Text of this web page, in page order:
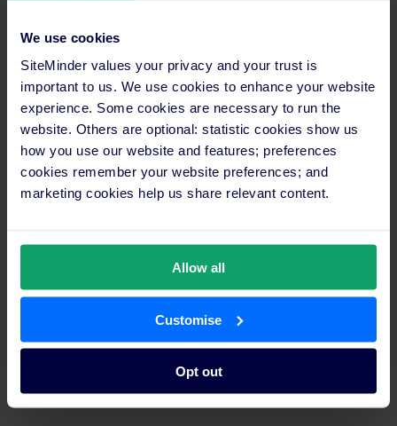
We use cookies
SiteMinder values your privacy and your trust is
important to us. We use cookies to enhance your website
experience. Some cookies are necessary to run the
website. Others are optional: statistic cookies show us
how you use our website and features; preferences
cookies remember your website preferences; and
marketing cookies help us share relevant content.
Allow all
Customise
Opt out
El único gestor
una
sincronización
bidireccional y
en tiempo real
con Airbnb,
para que
puedas
tarifas y
proporciona el
control total,
enviando todo
tu contenido a
Airbnb. Sin
necesidad de
actualizaciones
Airbnb de tu
hotel en tiempo
real.
Soporte total
Consigue acceso local al equipo de soporte de SiteMinder en
todo el mundo.